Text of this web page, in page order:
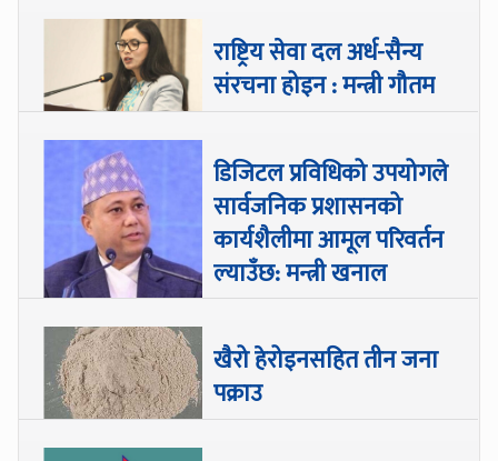
राष्ट्रिय सेवा दल अर्ध-सैन्य
संरचना होइन : मन्त्री गौतम
डिजिटल प्रविधिको उपयोगले
सार्वजनिक प्रशासनको
कार्यशैलीमा आमूल परिवर्तन
ल्याउँछ: मन्त्री खनाल
खैरो हेरोइनसहित तीन जना
पक्राउ